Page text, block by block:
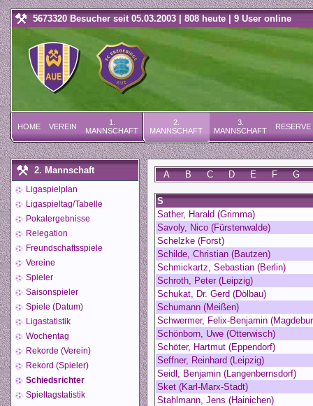
5673320 Besucher seit 05.03.2003 | 808 heute | 9 User online
HOME VEREIN
1.
MANNSCHAFT
2.
MANNSCHAFT
3.
MANNSCHAFT
RESERVE
2. Mannschaft
Ligaspielplan
Ligaspieltag/Tabelle
Pokalergebnisse
Relegation
Freundschaftsspiele
Vereine
Spieler
Saisonspieler
Spiele (Datum)
Ligastatistik
Wochentag
Rekorde (Verein)
Rekord (Spieler)
Schiedsrichter
Spieltagstatistik
A B C D E F G
S
Sather, Harald (Grimma)
Savoly, Nico (Fürstenwalde)
Schelzke (Forst)
Schilde, Christian (Bautzen)
Schmickartz, Sebastian (Berlin)
Schroth, Peter (Leipzig)
Schukat, Dr. Gerd (Dölbau)
Schumann (Meißen)
Schwermer, Felix-Benjamin
Schönborn, Uwe (Otterwisch)
Schöter, Hartmut (Eppendorf)
Seffner, Reinhard (Leipzig)
Seidl, Benjamin (Langenbernsdorf)
Sket (Karl-Marx-Stadt)
Stahlmann, Jens (Hainichen)